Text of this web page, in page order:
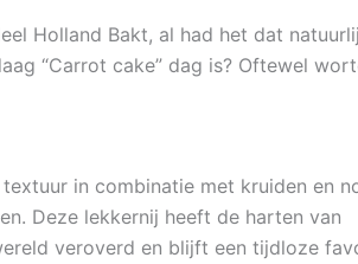
Holland Bakt, al had het dat
“Carrot cake” dag is? Oftewel
in combinatie met kruiden en
Deze lekkernij heeft de harten van
veroverd en blijft een tijdloze